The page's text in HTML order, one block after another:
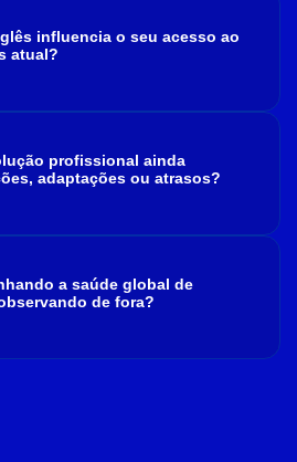
influencia o seu acesso ao
atual?
profissional ainda
adaptações ou atrasos?
a saúde global de
de fora?